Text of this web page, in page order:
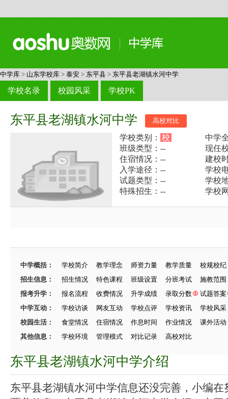
中学库 > 山东学校库 > 泰安 > 东平县 > 东平县老湖镇水河中学
学校名录 校园风采 学校PK
东平县老湖镇水河中学 高校对比
学校类别： 校
中学
班级类型：--
现任
住宿情况：--
建校
入学途径：--
学校
试题类型：--
学校
特殊招生：--
学校
中学概括： 学校简介 教学理念 师资力量 教学质量
校规校纪
招生信息：
招生情况 特色课程 班级设置 分班考试
施教范围
报考升学：
报名流程 收费情况 升学成绩 录取分数
试题答案
中学互动：
学校访谈 网友互动 学校点评 学校资讯
学校风采
校园生活：
食堂情况 住宿情况 作息时间 作业情况
课外活动
其他信息：
学校环境 管理模式 对比记录 高校对比
东平县老湖镇水河中学介绍
东平县老湖镇水河中学信息还没完善，小编在